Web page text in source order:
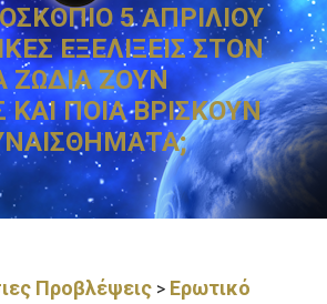
5 ΑΠΡΙΛΙΟΥ
ΕΞΕΛΙΞΕΙΣ ΣΤΟΝ
ΖΩΔΙΑ ΖΟΥΝ
ΠΟΙΑ ΒΡΙΣΚΟΥΝ
Προβλέψεις > Ερωτικό